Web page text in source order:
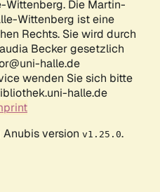
Wittenberg. Die Martin-
Wittenberg ist eine
Rechts. Sie wird durch
Becker gesetzlich
halle.de
wenden Sie sich bitte
halle.de
version v1.25.0.